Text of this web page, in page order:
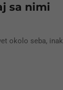
sa nimi
okolo seba, inak